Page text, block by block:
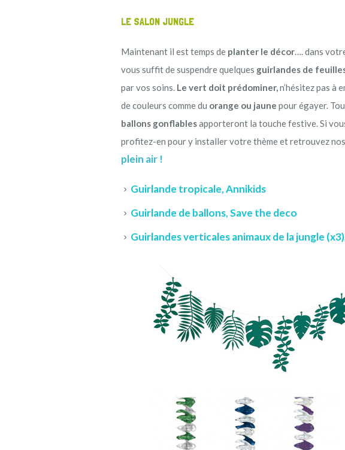
LE SALON JUNGLE
Maintenant il est temps de planter le décor…. dans
vous suffit de suspendre quelques guirlandes de
par vos soins.Le vert doit prédominer,n’hésitez pas à
de couleurs comme du orange ou jaune pour égayer.
ballons gonflablesapporteront la touche festive. Si
profitez-en pour y installer votre thème et retrouvez
plein air !
Guirlande tropicale, Annikids
Guirlande de ballons, Save the deco
Guirlandes verticales animaux de la jungle